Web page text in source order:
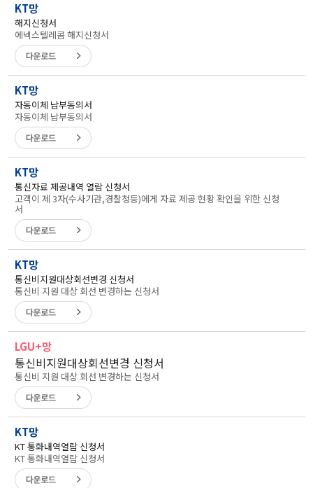
KT망
해지신청서
에넥스텔레콤 해지신청서
KT망
자동이체 납부동의서
자동이체 납부동의서
KT망
통신자료 제공내역 열람 신청서
고객이 제 3자(수사기관,경찰청등)에게 자료 제공 현황 확인을 위한 신청
서
KT망
통신비지원대상회선변경 신청서
통신비 지원 대상 회선 변경하는 신청서
LGU+망
통신비지원대상회선변경 신청서
통신비 지원 대상 회선 변경하는 신청서
KT망
KT 통화내역열람 신청서
KT 통화내역열람 신청서